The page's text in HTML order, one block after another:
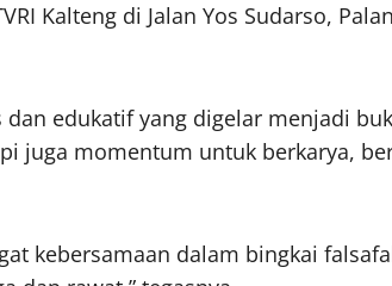
Kalteng di Jalan Yos Sudarso,
edukatif yang digelar menjadi
juga momentum untuk berkarya,
kebersamaan dalam bingkai